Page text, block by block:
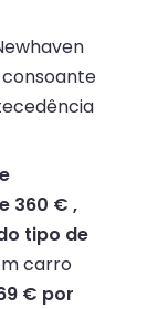
360 € ,
tipo de
carro
€ por